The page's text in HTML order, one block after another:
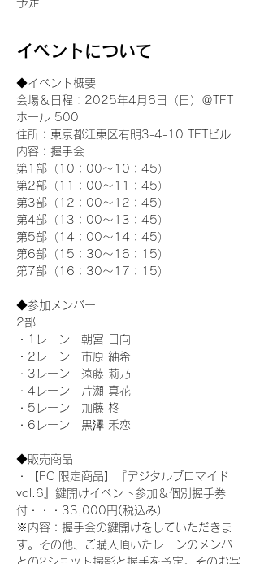
イベントについて
◆イベント概要
会場＆日程：2025年4月6日（日）＠TFT
ホール 500
住所：東京都江東区有明3-4-10 TFTビル
内容：握手会
第1部（10：00～10：45）
第2部（11：00～11：45）
第3部（12：00～12：45）
第4部（13：00～13：45）
第5部（14：00～14：45）
第6部（15：30～16：15）
第7部（16：30～17：15）
◆参加メンバー
2部
・1レーン　朝宮 日向
・2レーン　市原 紬希
・3レーン　遠藤 莉乃
・4レーン　片瀬 真花
・5レーン　加藤 柊
・6レーン　黒澤 禾恋
◆販売商品
・【FC 限定商品】『デジタルブロマイド
vol.6』鍵開けイベント参加＆個別握手券
付・・・33,000円(税込み)
※内容：握手会の鍵開けをしていただきま
す。その他、ご購入頂いたレーンのメンバー
との2ショット撮影と握手を予定。そのお写